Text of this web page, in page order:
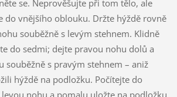
se. Neprověšujte při tom tělo, ale
do vnějšího oblouku. Držte hýždě rovně
souběžně s levým stehnem. Klidně
do sedmi; dejte pravou nohu dolů a
souběžně s pravým stehnem – aniž
hýždě na podložku. Počítejte do